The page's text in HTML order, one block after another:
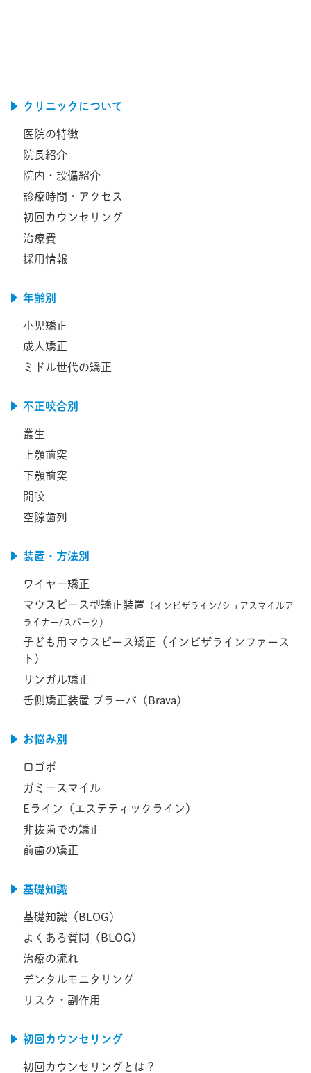
クリニックについて
医院の特徴
院長紹介
院内・設備紹介
診療時間・アクセス
初回カウンセリング
治療費
採用情報
年齢別
小児矯正
成人矯正
ミドル世代の矯正
不正咬合別
叢生
上顎前突
下顎前突
開咬
空隙歯列
装置・方法別
ワイヤー矯正
マウスピース型矯正装置 （インビザライン/シュアスマイルア
ライナー/スパーク）
子ども用マウスピース矯正（インビザラインファース
ト）
リンガル矯正
舌側矯正装置 ブラーバ（Brava）
お悩み別
口ゴボ
ガミースマイル
Eライン（エステティックライン）
非抜歯での矯正
前歯の矯正
基礎知識
基礎知識（BLOG）
よくある質問（BLOG）
治療の流れ
デンタルモニタリング
リスク・副作用
初回カウンセリング
初回カウンセリングとは？